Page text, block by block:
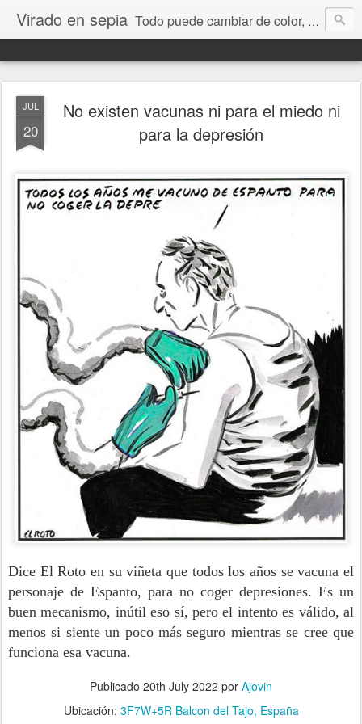
Virado en sepia Todo puede cambiar de color, depende de nosotros y de nuestra capacidad para aprender a mirar. Hablamos de sociedad, economía, empresa, política, RRHH, formación. De Historia reciente, de educación y de temas sociales.
JUL
20
No existen vacunas ni para el miedo ni
para la depresión
Dice El Roto en su viñeta que todos los años se vacuna el
personaje de Espanto, para no coger depresiones. Es un
buen mecanismo, inútil eso sí, pero el intento es válido, al
menos si siente un poco más seguro mientras se cree que
funciona esa vacuna.
Publicado 20th July 2022 por Ajovin
Ubicación: 3F7W+5R Balcon del Tajo, España